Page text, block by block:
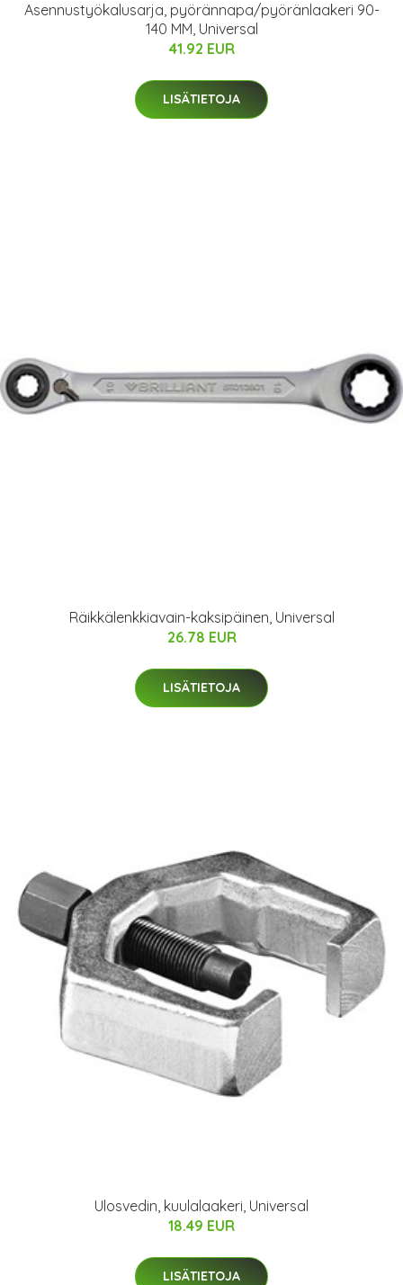
Asennustyökalusarja, pyörännapa/pyöränlaakeri 90-
140 MM, Universal
41.92 EUR
LISÄTIETOJA
Räikkälenkkiavain-kaksipäinen, Universal
26.78 EUR
LISÄTIETOJA
Ulosvedin, kuulalaakeri, Universal
18.49 EUR
LISÄTIETOJA